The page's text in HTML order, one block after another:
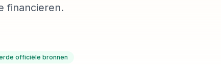
financieren.
officiële bronnen